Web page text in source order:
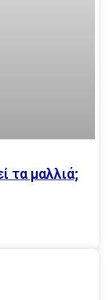
τα μαλλιά;